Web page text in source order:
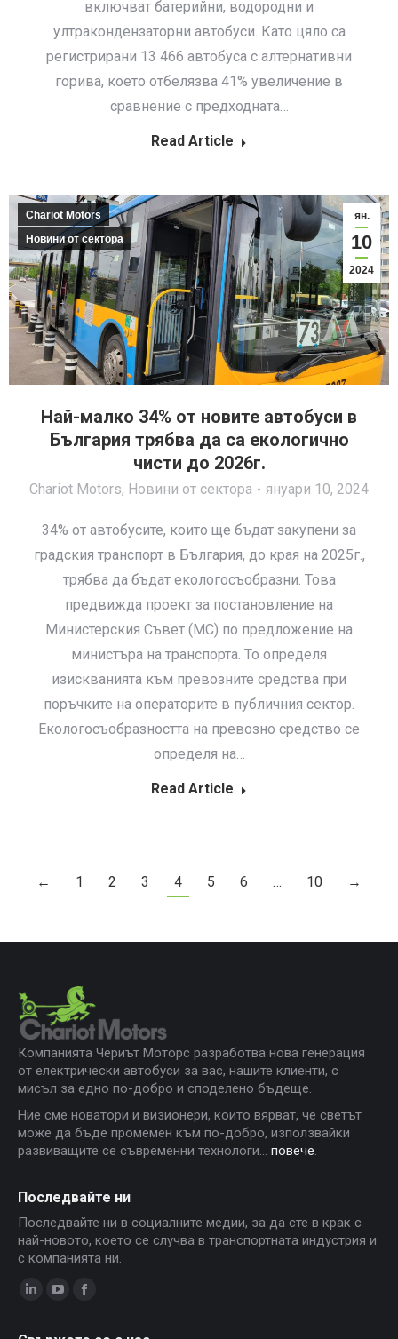
включват батерийни, водородни и
ултракондензаторни автобуси. Като цяло са
регистрирани 13 466 автобуса с алтернативни
горива, което отбелязва 41% увеличение в
сравнение с предходната…
Read Article
Най-малко 34% от новите автобуси в
България трябва да са екoлогично
чисти до 2026г.
Chariot Motors, Новини от сектора януари 10, 2024
ян.
10
2024
Chariot Motors
Новини от сектора
34% от автобусите, които ще бъдат закупени за
градския транспорт в България, до края на 2025г.,
трябва да бъдат екологосъобразни. Това
предвижда проект за постановление на
Министерския Съвет (МС) по предложение на
министъра на транспорта. То определя
изискванията към превозните средства при
поръчките на операторите в публичния сектор.
Екологосъобразността на превозно средство се
определя на…
Read Article
← 1 2 3 4 5 6 … 10 →
Компанията Чериът Моторс разработва нова генерация
от електрически автобуси за вас, нашите клиенти, с
мисъл за едно по-добро и споделено бъдеще.
Ние сме новатори и визионери, които вярват, че светът
може да бъде промемен към по-добро, използвайки
развиващите се съвременни технологи... повече.
Последвайте ни
Последвайте ни в социалните медии, за да сте в крак с
най-новото, което се случва в транспортната индустрия и
с компанията ни.